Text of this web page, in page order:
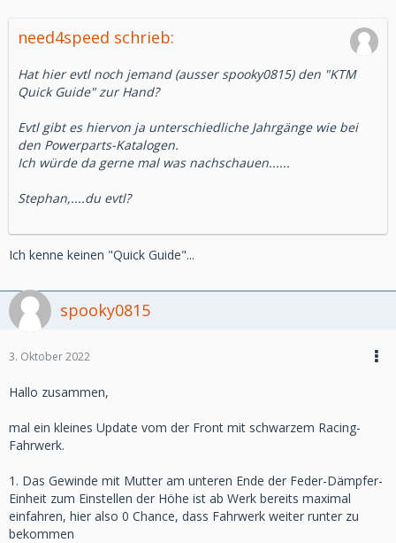
need4speed schrieb:
Hat hier evtl noch jemand (ausser spooky0815) den "KTM
Quick Guide" zur Hand?
Evtl gibt es hiervon ja unterschiedliche Jahrgänge wie bei
den Powerparts-Katalogen.
Ich würde da gerne mal was nachschauen......
Stephan,....du evtl?
Ich kenne keinen "Quick Guide"...
spooky0815
3. Oktober 2022
Hallo zusammen,
mal ein kleines Update vom der Front mit schwarzem Racing-
Fahrwerk.
1. Das Gewinde mit Mutter am unteren Ende der Feder-Dämpfer-
Einheit zum Einstellen der Höhe ist ab Werk bereits maximal
einfahren, hier also 0 Chance, dass Fahrwerk weiter runter zu
bekommen